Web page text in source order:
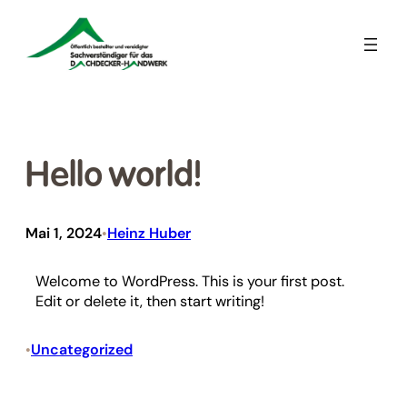
springen
Hello world!
Mai 1, 2024•Heinz Huber
Welcome to WordPress. This is your first post.
Edit or delete it, then start writing!
•Uncategorized